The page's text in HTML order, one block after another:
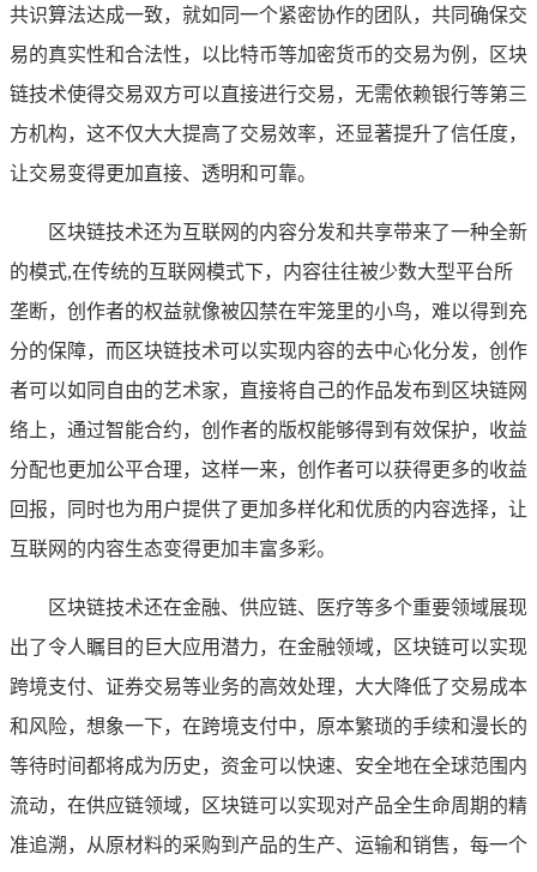
共识算法达成一致，就如同一个紧密协作的团队，共同确保交
易的真实性和合法性，以比特币等加密货币的交易为例，区块
链技术使得交易双方可以直接进行交易，无需依赖银行等第三
方机构，这不仅大大提高了交易效率，还显著提升了信任度，
让交易变得更加直接、透明和可靠。
区块链技术还为互联网的内容分发和共享带来了一种全新
的模式,在传统的互联网模式下，内容往往被少数大型平台所
垄断，创作者的权益就像被囚禁在牢笼里的小鸟，难以得到充
分的保障，而区块链技术可以实现内容的去中心化分发，创作
者可以如同自由的艺术家，直接将自己的作品发布到区块链网
络上，通过智能合约，创作者的版权能够得到有效保护，收益
分配也更加公平合理，这样一来，创作者可以获得更多的收益
回报，同时也为用户提供了更加多样化和优质的内容选择，让
互联网的内容生态变得更加丰富多彩。
区块链技术还在金融、供应链、医疗等多个重要领域展现
出了令人瞩目的巨大应用潜力，在金融领域，区块链可以实现
跨境支付、证券交易等业务的高效处理，大大降低了交易成本
和风险，想象一下，在跨境支付中，原本繁琐的手续和漫长的
等待时间都将成为历史，资金可以快速、安全地在全球范围内
流动，在供应链领域，区块链可以实现对产品全生命周期的精
准追溯，从原材料的采购到产品的生产、运输和销售，每一个